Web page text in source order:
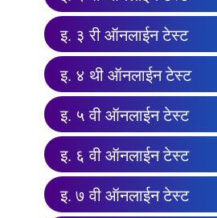
इ. ३ री ऑनलाईन टेस्ट
इ. ४ थी ऑनलाईन टेस्ट
इ. ५ वी ऑनलाईन टेस्ट
इ. ६ वी ऑनलाईन टेस्ट
इ. ७ वी ऑनलाईन टेस्ट